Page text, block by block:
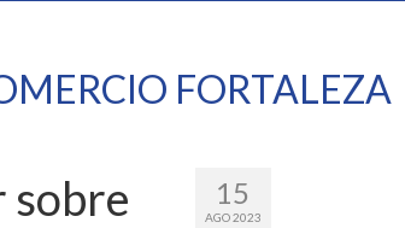
FORTALEZA
15
AGO 2023
sobre